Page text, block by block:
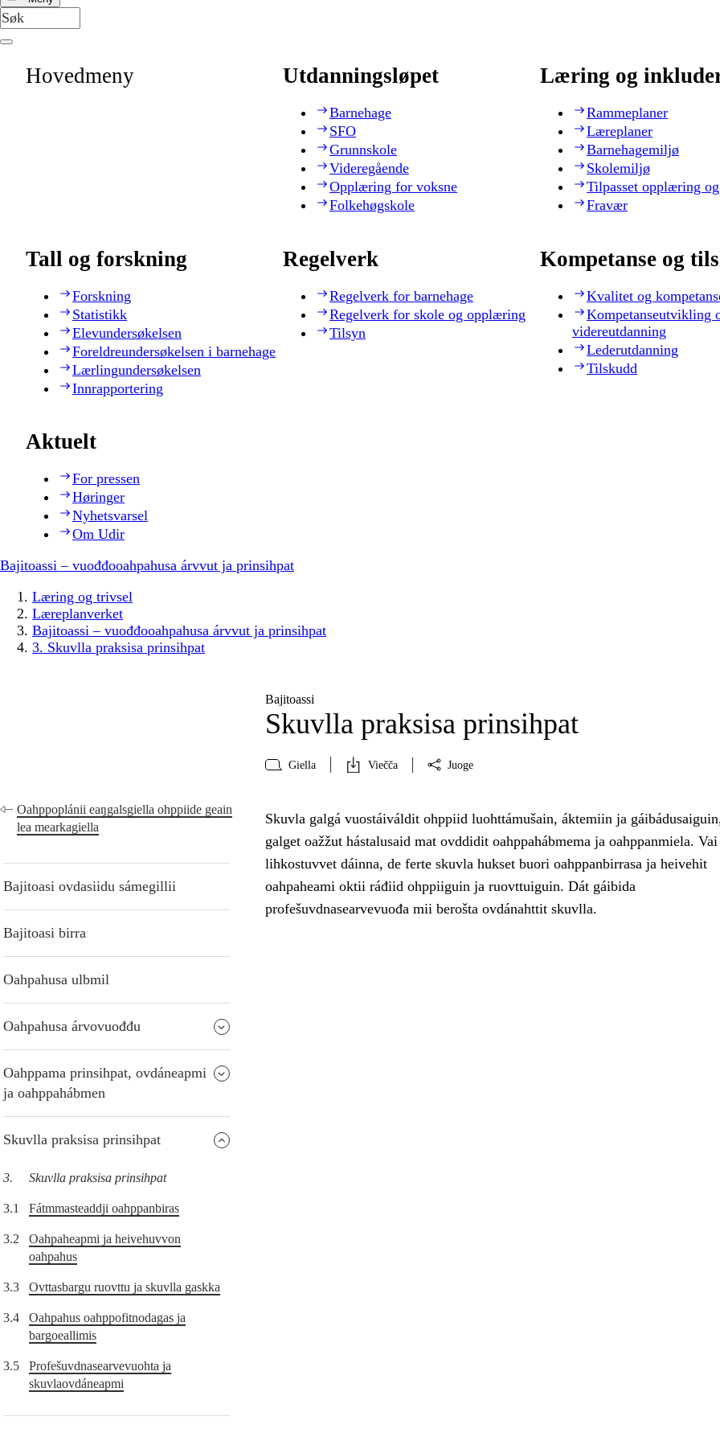
Hovedmeny Utdanningsløpet
Barnehage
SFO
Grunnskole
Videregående
Opplæring for voksne
Folkehøgskole
Læring og
Rammeplaner
Læreplaner
Barnehagemiljø
Skolemiljø
Tilpasset opplæring
Fravær
Tall og forskning
Forskning
Statistikk
Elevundersøkelsen
Foreldreundersøkelsen i barnehage
Lærlingundersøkelsen
Innrapportering
Regelverk
Regelverk for barnehage
Regelverk for skole og opplæring
Tilsyn
Kompetanse og
Kvalitet og
Kompetanseutvikling
videreutdanning
Lederutdanning
Tilskudd
Aktuelt
For pressen
Høringer
Nyhetsvarsel
Om Udir
Bajitoassi – vuođđooahpahusa árvvut ja prinsihpat
Læring og trivsel
Læreplanverket
Bajitoassi – vuođđooahpahusa árvvut ja prinsihpat
3. Skuvlla praksisa prinsihpat
Bajitoassi
Skuvlla praksisa prinsihpat
Giella Viečča Juoge
Oahppoplánii eaŋgalsgiella ohppiide geain
lea mearkagiella
Bajitoasi ovdasiidu sámegillii
Bajitoasi birra
Oahpahusa ulbmil
Oahpahusa árvovuođđu
Oahppama prinsihpat, ovdáneapmi
ja oahppahábmen
Skuvlla praksisa prinsihpat
3. Skuvlla praksisa prinsihpat
3.1 Fátmmasteaddji oahppanbiras
3.2
Oahpaheapmi ja heivehuvvon
oahpahus
3.3 Ovttasbargu ruovttu ja skuvlla gaskka
3.4
Oahpahus oahppofitnodagas ja
bargoeallimis
3.5
Profešuvdnasearvevuohta ja
skuvlaovdáneapmi
Skuvla galgá vuostáiváldit ohppiid luohttámušain, áktemiin ja
galget oažžut hástalusaid mat ovddidit oahppahábmema ja oahppanmiela. Vai
lihkostuvvet dáinna, de ferte skuvla hukset buori oahppanbirrasa ja heivehit
oahpaheami oktii ráđiid ohppiiguin ja ruovttuiguin. Dát gáibida
profešuvdnasearvevuođa mii berošta ovdánahttit skuvlla.